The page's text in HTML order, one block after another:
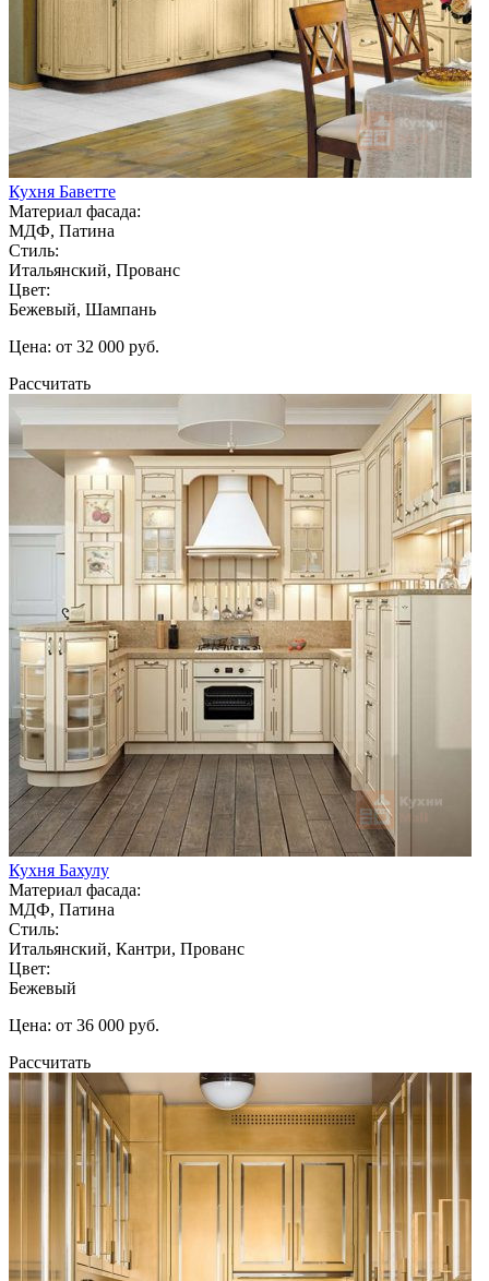
Кухня Баветте
Материал фасада:
МДФ, Патина
Стиль:
Итальянский, Прованс
Цвет:
Бежевый, Шампань
Цена: от 32 000 руб.
Рассчитать
Кухня Бахулу
Материал фасада:
МДФ, Патина
Стиль:
Итальянский, Кантри, Прованс
Цвет:
Бежевый
Цена: от 36 000 руб.
Рассчитать